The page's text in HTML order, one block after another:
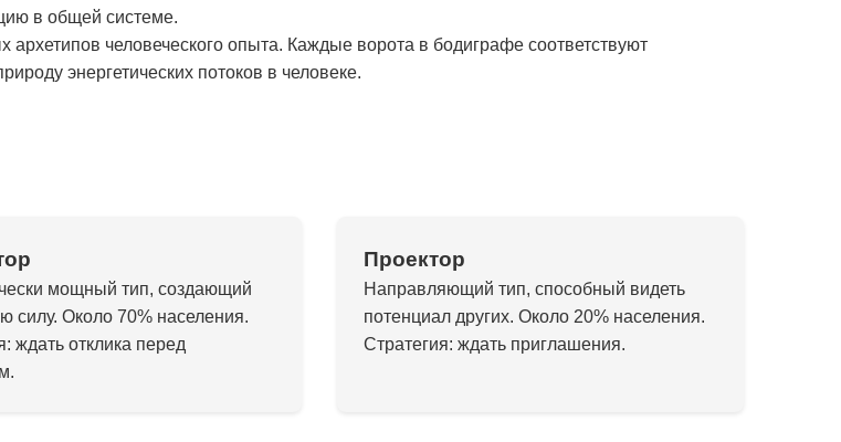
в общей системе.
человеческого опыта. Каждые ворота в бодиграфе соответствуют
энергетических потоков в человеке.
мощный тип, создающий
силу. Около 70% населения.
ждать отклика перед
Проектор
Направляющий тип, способный видеть
потенциал других. Около 20% населения.
Стратегия: ждать приглашения.